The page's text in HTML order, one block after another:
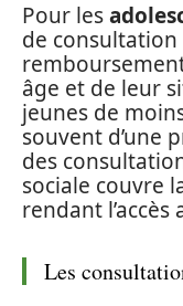
Pour les
de
âge et de leur
jeunes de
souvent d’une
des
sociale couvre
rendant l’accès
Les